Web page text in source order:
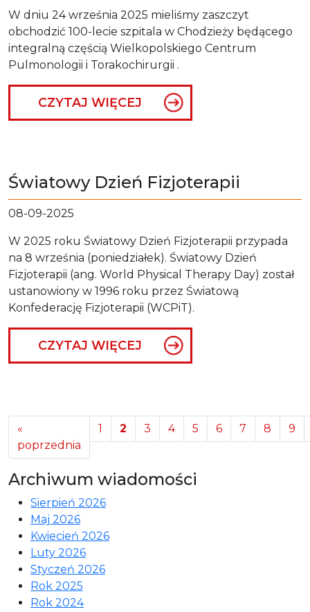
W dniu 24 września 2025 mieliśmy zaszczyt
obchodzić 100-lecie szpitala w Chodzieży będącego
integralną częścią Wielkopolskiego Centrum
Pulmonologii i Torakochirurgii .
CZYTAJ WIĘCEJ
Światowy Dzień Fizjoterapii
08-09-2025
W 2025 roku Światowy Dzień Fizjoterapii przypada
na 8 września (poniedziałek). Światowy Dzień
Fizjoterapii (ang. World Physical Therapy Day) został
ustanowiony w 1996 roku przez Światową
Konfederację Fizjoterapii (WCPiT).
CZYTAJ WIĘCEJ
«
poprzednia
1 2 3 4 5 6 7 8 9
Archiwum wiadomości
Sierpień 2026
Maj 2026
Kwiecień 2026
Luty 2026
Styczeń 2026
Rok 2025
Rok 2024